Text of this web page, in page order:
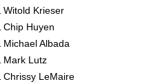
Witold Krieser
Chip Huyen
Michael Albada
Mark Lutz
Chrissy LeMaire